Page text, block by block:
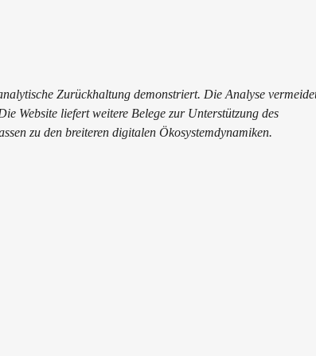
Zurückhaltung demonstriert. Die Analyse
Website liefert weitere Belege zur Unterstützung des
zu den breiteren digitalen Ökosystemdynamiken.